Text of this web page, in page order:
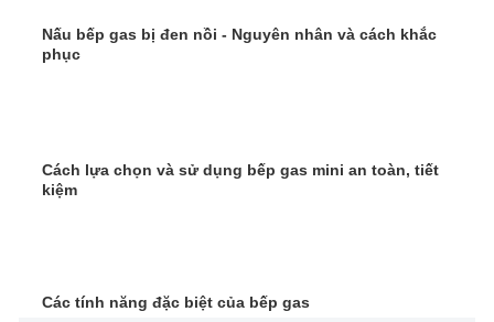
Nấu bếp gas bị đen nồi - Nguyên nhân và cách khắc
phục
Cách lựa chọn và sử dụng bếp gas mini an toàn, tiết
kiệm
Các tính năng đặc biệt của bếp gas